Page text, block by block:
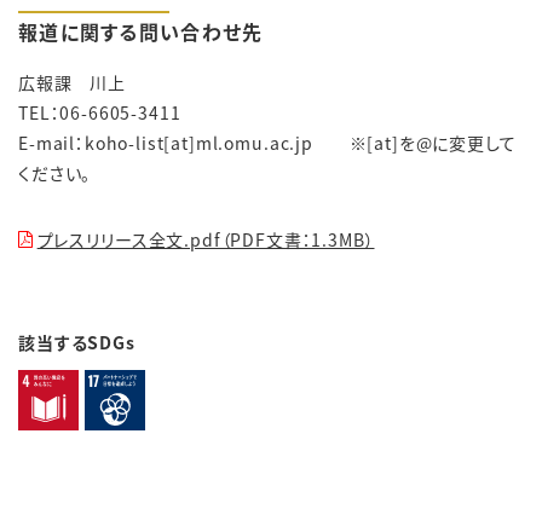
報道に関する問い合わせ先
広報課 川上
TEL ：06-6605-3411
E-mail ： koho-list[at]ml.omu.ac.jp ※[at]を@に変更して
ください。
プレスリリース全文.pdf（PDF文書：1.3MB）
該当するSDGs